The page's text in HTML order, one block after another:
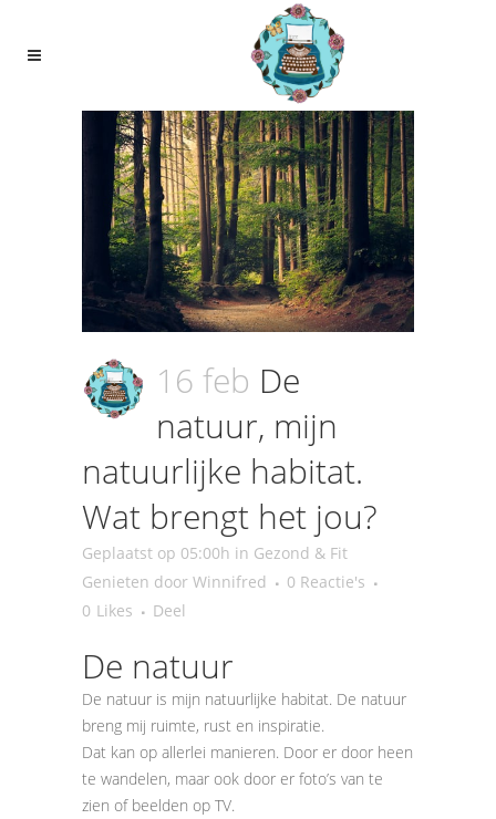
16 feb De
natuur, mijn
natuurlijke habitat.
Wat brengt het jou?
Geplaatst op 05:00h in Gezond & Fit
Genieten door Winnifred
0 Reactie's
0 Likes Deel
De natuur
De natuur is mijn natuurlijke habitat. De natuur
breng mij ruimte, rust en inspiratie.
Dat kan op allerlei manieren. Door er door heen
te wandelen, maar ook door er foto’s van te
zien of beelden op TV.